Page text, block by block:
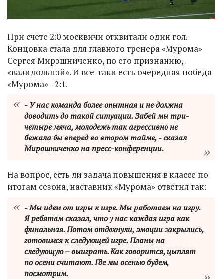
При счете 2:0 москвичи отквитали один гол.
Концовка стала для главного тренера «Мурома»
Сергея Мирошниченко, по его признанию,
«валидольной». И все-таки есть очередная победа
«Мурома» - 2:1.
- У нас команда более опытная и не должна
доводить до такой ситуации. Забей мы три-
четыре мяча, молодежь так агрессивно не
бежала бы вперед во втором тайме, - сказал
Мирошниченко на пресс-конференции.
На вопрос, есть ли задача повышения в классе по
итогам сезона, наставник «Мурома» ответил так:
- Мы идем от игры к игре. Мы работаем на игру.
Я ребятам сказал, что у нас каждая игра как
финальная. Потом отдохнули, эмоции закрылись,
готовимся к следующей игре. Планы на
следующую – выиграть. Как говорится, цыплят
по осени считают. Где мы осенью будем,
посмотрим.